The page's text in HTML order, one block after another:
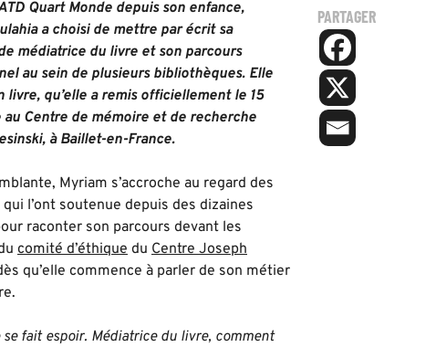
Quart Monde depuis son enfance,
a choisi de mettre par écrit sa
médiatrice du livre et son parcours
au sein de plusieurs bibliothèques. Elle
livre, qu’elle a remis officiellement le 15
au Centre de mémoire et de recherche
à Baillet-en-France.
Myriam s’accroche au regard des
l’ont soutenue depuis des dizaines
raconter son parcours devant les
comité d’éthique du Centre Joseph
qu’elle commence à parler de son métier
fait espoir. Médiatrice du livre, comment
PARTAGER